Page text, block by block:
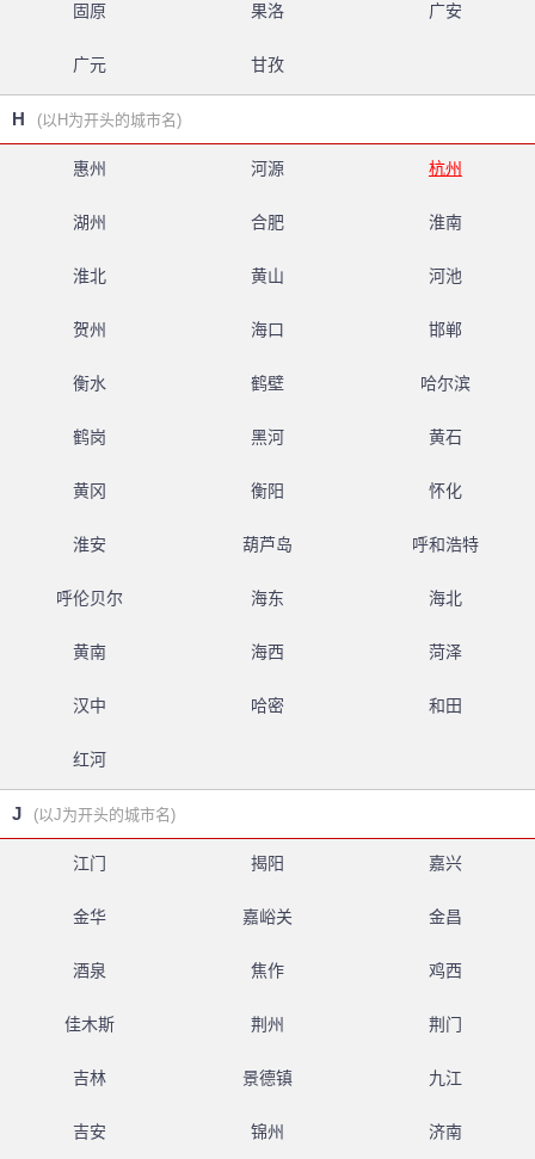
固原 果洛 广安
广元 甘孜
H (以H为开头的城市名)
惠州 河源 杭州
湖州 合肥 淮南
淮北 黄山 河池
贺州 海口 邯郸
衡水 鹤壁 哈尔滨
鹤岗 黑河 黄石
黄冈 衡阳 怀化
淮安 葫芦岛 呼和浩特
呼伦贝尔 海东 海北
黄南 海西 菏泽
汉中 哈密 和田
红河
J (以J为开头的城市名)
江门 揭阳 嘉兴
金华 嘉峪关 金昌
酒泉 焦作 鸡西
佳木斯 荆州 荆门
吉林 景德镇 九江
吉安 锦州 济南